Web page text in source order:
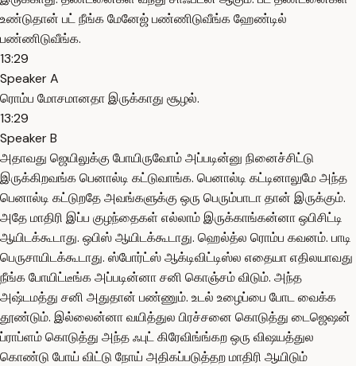
உண்டுதான் பட் நீங்க மேனேஜ் பண்ணிடுவீங்க ஹேண்டில்
பண்ணிடுவீங்க.
13:29
Speaker A
ரொம்ப மோசமானதா இருக்காது சூழல்.
13:29
Speaker B
அதாவது ஜெயிலுக்கு போயிருவோம் அப்படின்னு நினைச்சிட்டு
இருக்கிறவங்க பெனால்டி கட்டுவாங்க. பெனால்டி கட்டினாலுமே அந்த
பெனால்டி கட்டுறதே அவங்களுக்கு ஒரு பெரும்பாடா தான் இருக்கும்.
அதே மாதிரி இப்ப குழந்தைகள் எல்லாம் இருக்காங்கன்னா ஒபிசிட்டி
ஆயிடக்கூடாது. ஒபிஸ் ஆயிடக்கூடாது. ஹெல்த்ல ரொம்ப கவனம். பாடி
பெருசாயிடக்கூடாது. ஸ்போர்ட்ஸ் ஆக்டிவிட்டிஸ்ல எதையா எதிலயாவது
நீங்க போயிட்டீங்க அப்படின்னா சனி கொஞ்சம் விடும். அந்த
அஷ்டமத்து சனி அதுதான் பண்ணும். உடல் உழைப்பை போட வைக்க
தூண்டும். இல்லைன்னா வயித்துல பிரச்சனை கொடுத்து டைஜெஷன்
ப்ராப்ளம் கொடுத்து அந்த ஃபுட் கிரேவிங்ங்கற ஒரு விஷயத்துல
கொண்டு போய் விட்டு நோய் அதிகப்படுத்தற மாதிரி ஆயிடும்